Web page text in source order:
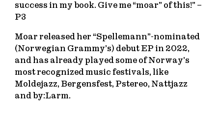
success in my book. Give me “moar” of this!” –
P3
Moar released her “Spellemann”-nominated
(Norwegian Grammy’s) debut EP in 2022,
and has already played some of Norway’s
most recognized music festivals, like
Moldejazz, Bergensfest, Pstereo, Nattjazz
and by:Larm.